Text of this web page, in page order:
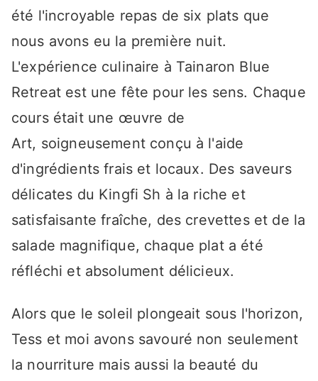
été l'incroyable repas de six plats que
nous avons eu la première nuit.
L'expérience culinaire à Tainaron Blue
Retreat est une fête pour les sens. Chaque
cours était une œuvre de
Art, soigneusement conçu à l'aide
d'ingrédients frais et locaux. Des saveurs
délicates du Kingfi Sh à la riche et
satisfaisante fraîche, des crevettes et de la
salade magnifique, chaque plat a été
réfléchi et absolument délicieux.
Alors que le soleil plongeait sous l'horizon,
Tess et moi avons savouré non seulement
la nourriture mais aussi la beauté du